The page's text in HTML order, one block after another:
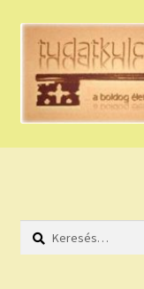
Ugrás
navigációhoz
Kilépés
tartalomba
HÚZZ EGY KÁRTYÁT!
HOLDNAPTÁR
Keresés: